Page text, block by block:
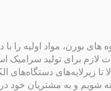
بورن، مواد اولیه را با
برای تولید سرامیک
زیرلایه‌های دستگاه‌های
و به مشتریان خود در